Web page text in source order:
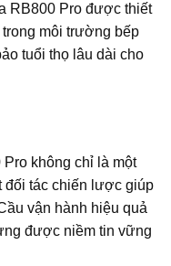
RB800 Pro được thiết
môi trường bếp
tuổi thọ lâu dài cho
Pro không chỉ là một
đối tác chiến lược giúp
vận hành hiệu quả
được niềm tin vững